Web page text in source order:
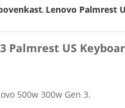
, Lenovo Palmrest
Palmrest US
500w 300w Gen 3.